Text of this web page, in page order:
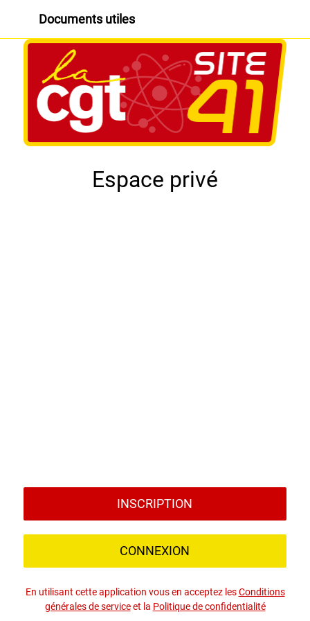
Documents utiles
Espace privé
INSCRIPTION
CONNEXION
En utilisant cette application vous en acceptez lesConditions
générales de serviceet la Politique de confidentialité